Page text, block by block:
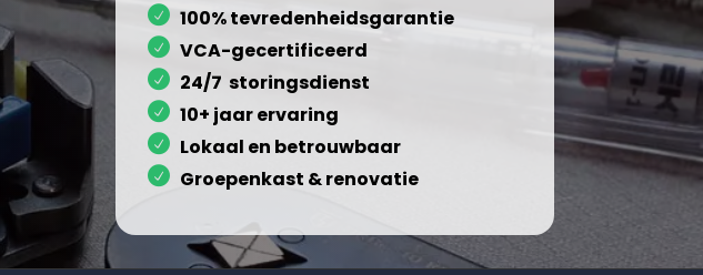
100% tevredenheidsgarantie
VCA-gecertificeerd
24/7 storingsdienst
10+ jaar ervaring
Lokaal en betrouwbaar
Groepenkast & renovatie